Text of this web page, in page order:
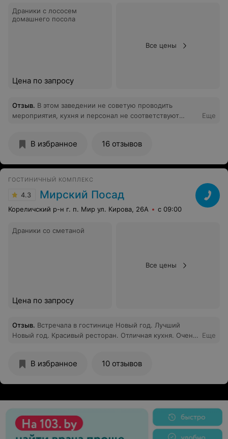
2!!! Дополнение от 01.07.2017 Приятно, что руководство
ресторана не осталось равнодушно к мнению
Драники с лососем
домашнего посола
Цена по запросу
Все цены
Отзыв. В этом заведении не советую проводить
мероприятия, кухня и персонал не соответствуют
Еще
В избранное 16 отзывов
ГОСТИНИЧНЫЙ КОМПЛЕКС
4.3 Мирский Посад
Кореличский р-н г. п. Мир ул. Кирова, 26А с 09:00
Драники со сметаной
Цена по запросу
Все цены
Отзыв. Встречала в гостинице Новый год. Лучший
Новый год. Красивый ресторан. Отличная кухня. Очень
Еще
В избранное 10 отзывов